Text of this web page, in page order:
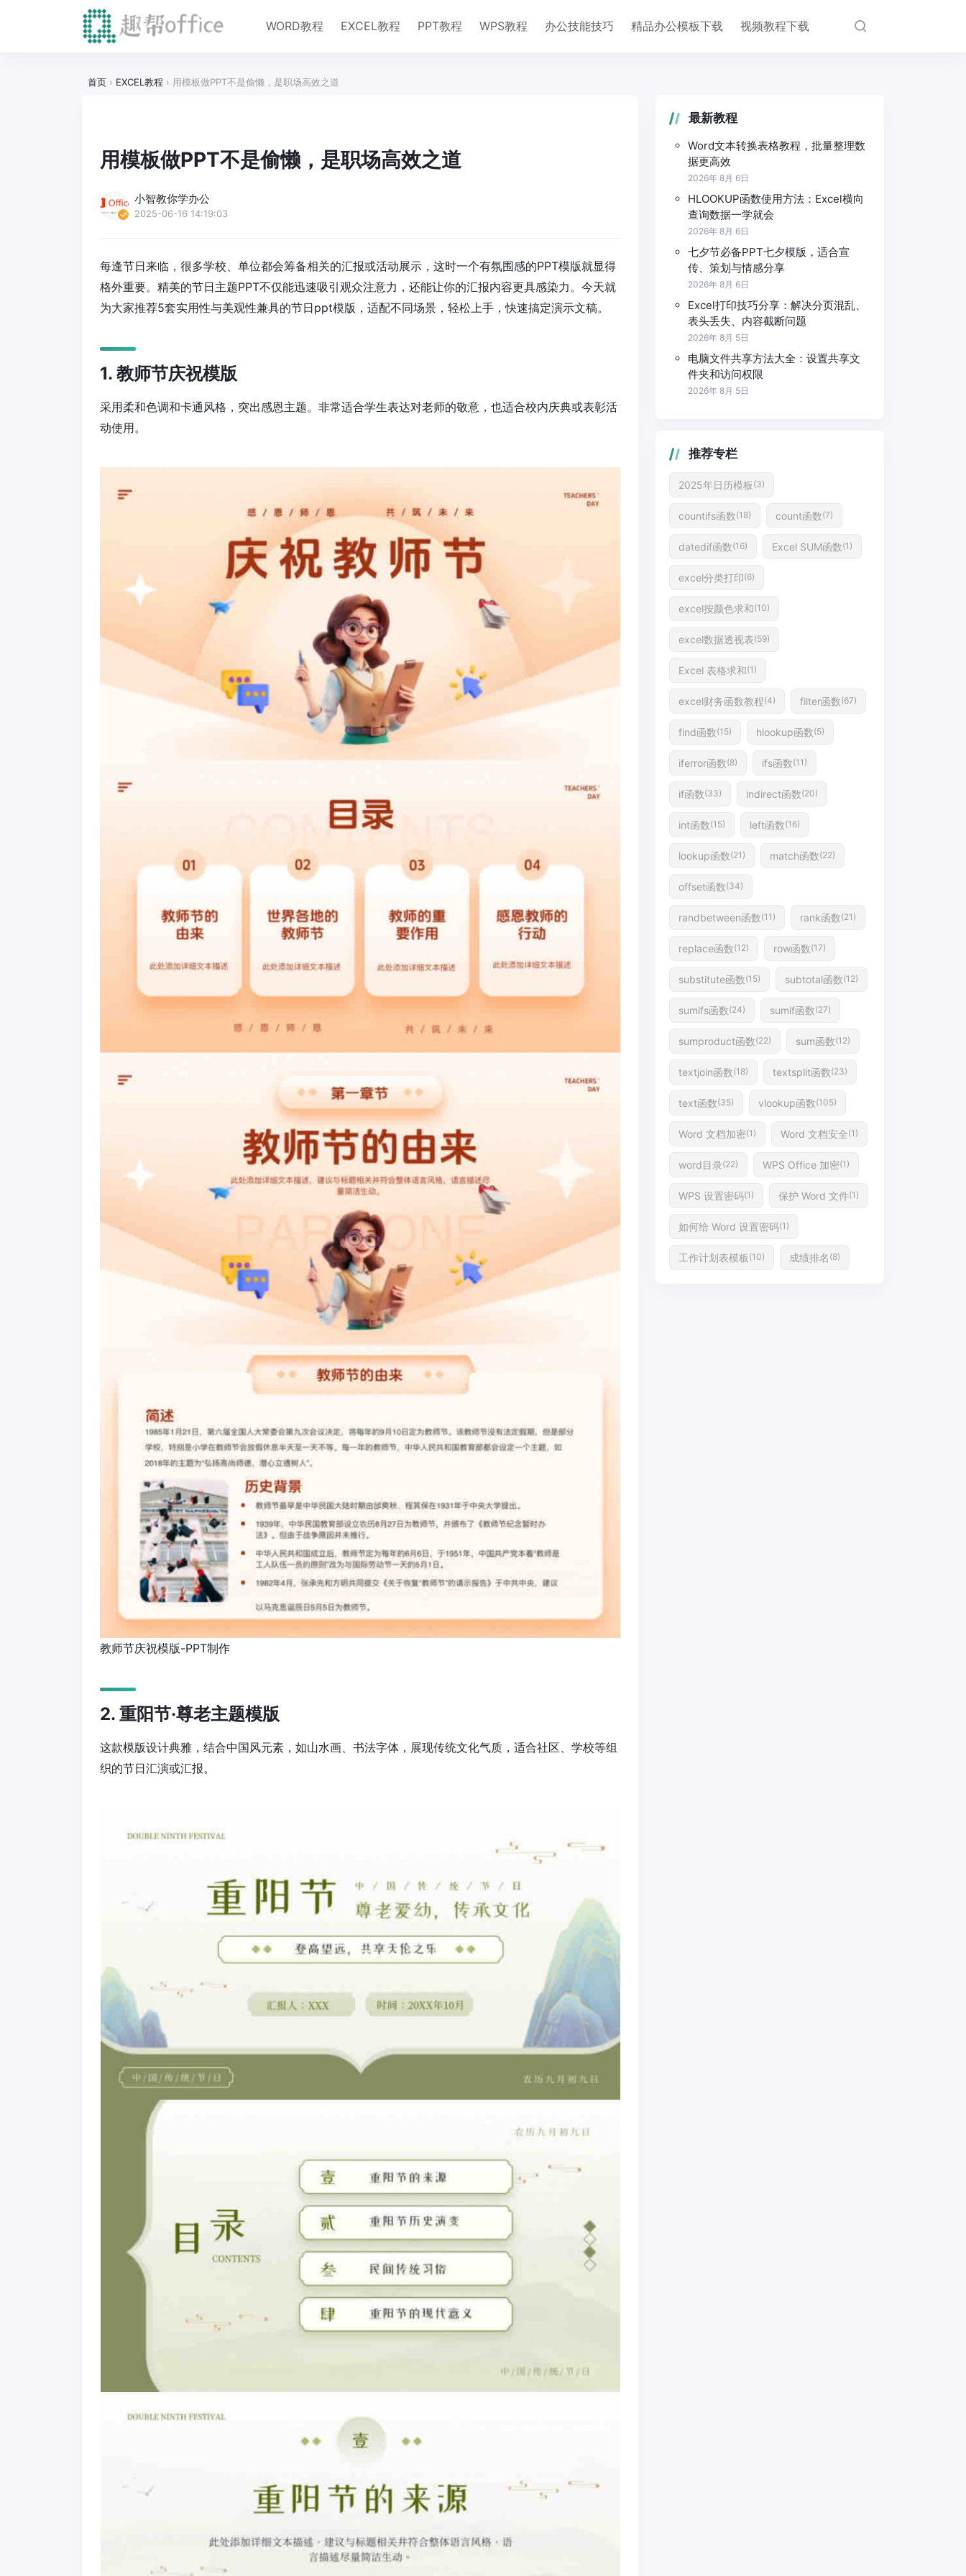
WORD教程 EXCEL教程 PPT教程 WPS教程 办公技能技巧 精品办公模板下载 视频教程下载
首页 › EXCEL教程 › 用模板做PPT不是偷懒，是职场高效之道
用模板做PPT不是偷懒，是职场高效之道
小智教你学办公
2025-06-16 14:19:03
每逢节日来临，很多学校、单位都会筹备相关的汇报或活动展示，这时一个有氛围感的PPT模版就显得
格外重要。精美的节日主题PPT不仅能迅速吸引观众注意力，还能让你的汇报内容更具感染力。今天就
为大家推荐5套实用性与美观性兼具的节日ppt模版，适配不同场景，轻松上手，快速搞定演示文稿。
1. 教师节庆祝模版
采用柔和色调和卡通风格，突出感恩主题。非常适合学生表达对老师的敬意，也适合校内庆典或表彰活
动使用。
教师节庆祝模版-PPT制作
2. 重阳节·尊老主题模版
这款模版设计典雅，结合中国风元素，如山水画、书法字体，展现传统文化气质，适合社区、学校等组
织的节日汇演或汇报。
最新教程
Word文本转换表格教程，批量整理数
据更高效
2026年 8月 6日
HLOOKUP函数使用方法：Excel横向
查询数据一学就会
2026年 8月 6日
七夕节必备PPT七夕模版，适合宣
传、策划与情感分享
2026年 8月 6日
Excel打印技巧分享：解决分页混乱、
表头丢失、内容截断问题
2026年 8月 5日
电脑文件共享方法大全：设置共享文
件夹和访问权限
2026年 8月 5日
推荐专栏
2025年日历模板 (3)
countifs函数(18) count函数(7)
datedif函数(16) Excel SUM函数(1)
excel分类打印(6)
excel按颜色求和(10)
excel数据透视表(59)
Excel 表格求和(1)
excel财务函数教程(4) filter函数(67)
find函数(15) hlookup函数(5)
iferror函数(8) ifs函数(11)
if函数(33) indirect函数(20)
int函数(15) left函数(16)
lookup函数(21) match函数(22)
offset函数(34)
randbetween函数(11) rank函数(21)
replace函数(12) row函数(17)
substitute函数(15) subtotal函数(12)
sumifs函数(24) sumif函数(27)
sumproduct函数(22) sum函数(12)
textjoin函数(18) textsplit函数(23)
text函数(35) vlookup函数(105)
Word 文档加密(1) Word 文档安全(1)
word目录(22) WPS Office 加密(1)
WPS 设置密码(1) 保护 Word 文件(1)
如何给 Word 设置密码(1)
工作计划表模板 (10) 成绩排名 (8)